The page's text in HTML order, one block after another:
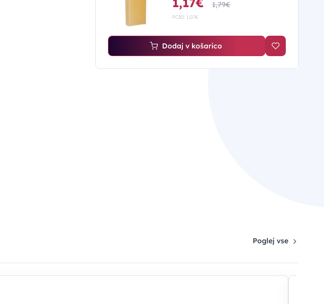
1,79€
PC30: 1,07€
Dodaj v košarico
Poglej vse